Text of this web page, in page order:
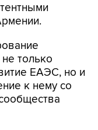
только
ЕАЭС, но и
к нему со